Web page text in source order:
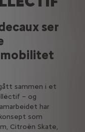
ser
sammen i et
– og
har
som
Citroën Skate,